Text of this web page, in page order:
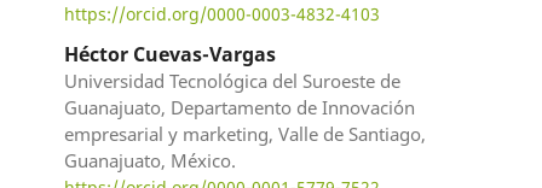
https://orcid.org/0000-0003-4832-4103
Héctor Cuevas-Vargas
Universidad Tecnológica del Suroeste de
Guanajuato, Departamento de Innovación
empresarial y marketing, Valle de Santiago,
Guanajuato, México.